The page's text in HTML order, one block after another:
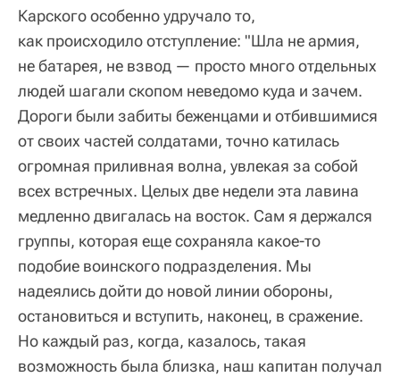
Карского особенно удручало то,
как происходило отступление: "Шла не армия,
не батарея, не взвод — просто много отдельных
людей шагали скопом неведомо куда и зачем.
Дороги были забиты беженцами и отбившимися
от своих частей солдатами, точно катилась
огромная приливная волна, увлекая за собой
всех встречных. Целых две недели эта лавина
медленно двигалась на восток. Сам я держался
группы, которая еще сохраняла какое-то
подобие воинского подразделения. Мы
надеялись дойти до новой линии обороны,
остановиться и вступить, наконец, в сражение.
Но каждый раз, когда, казалось, такая
возможность была близка, наш капитан получал